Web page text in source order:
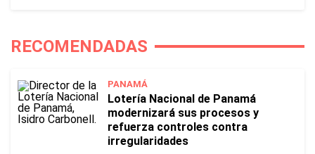
RECOMENDADAS
PANAMÁ
Lotería Nacional de Panamá
modernizará sus procesos y
refuerza controles contra
irregularidades